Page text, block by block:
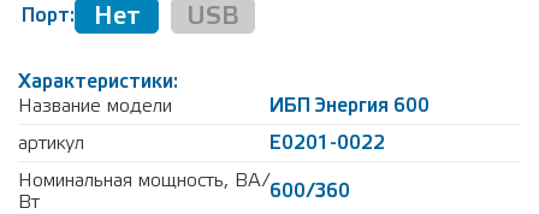
Порт: Нет USB
Характеристики:
Название модели
ИБП Энергия 600
артикул
Е0201-0022
Номинальная мощность, ВА/
Вт
600/360